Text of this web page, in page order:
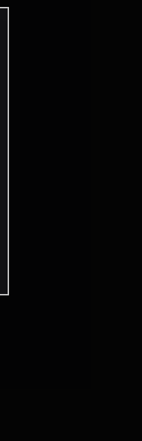
de Personalizacion